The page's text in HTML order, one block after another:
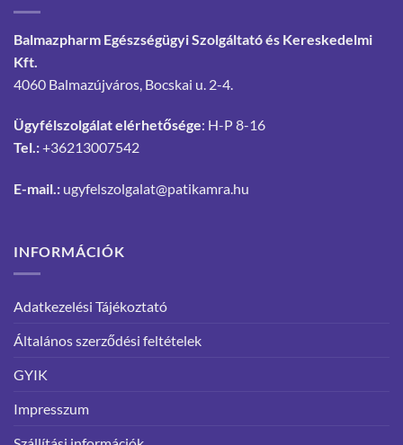
Balmazpharm Egészségügyi Szolgáltató és Kereskedelmi
Kft.
4060 Balmazújváros, Bocskai u. 2-4.
Ügyfélszolgálat elérhetősége: H-P 8-16
Tel.:+36213007542
E-mail.: ugyfelszolgalat@patikamra.hu
INFORMÁCIÓK
Adatkezelési Tájékoztató
Általános szerződési feltételek
GYIK
Impresszum